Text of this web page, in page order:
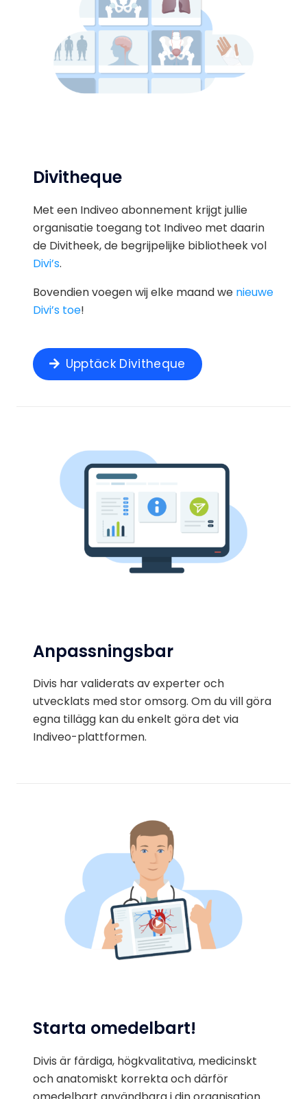
Divitheque
Met een Indiveo abonnement krijgt jullie
organisatie toegang tot Indiveo met daarin
de Divitheek, de begrijpelijke bibliotheek vol
Divi’s.
Bovendien voegen wij elke maand we nieuwe
Divi’s toe!
Upptäck Divitheque
Anpassningsbar
Divis har validerats av experter och
utvecklats med stor omsorg. Om du vill göra
egna tillägg kan du enkelt göra det via
Indiveo-plattformen.
Starta omedelbart!
Divis är färdiga, högkvalitativa, medicinskt
och anatomiskt korrekta och därför